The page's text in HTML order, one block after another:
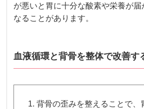
が悪いと胃に十分な酸素や栄養が届
なることがあります。
血液循環と背骨を整体で改善す
背骨の歪みを整えることで、